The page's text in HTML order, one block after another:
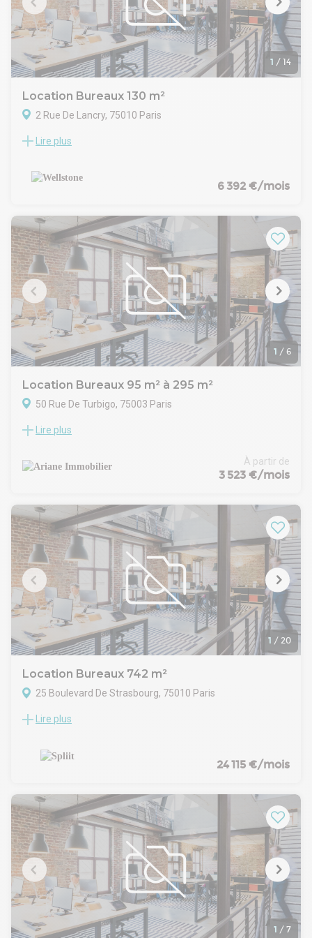
(hors frais de rédaction d'acte)
Contactez-nous pour visiter rapidement.
1 / 14
Location Bureaux 130 m²
2 Rue De Lancry, 75010 Paris
Lot Plug & Play, meublé avec services ! Emplacement idéal à
espace ouvert entièrement climatisé et refait à neuf dans un
immeuble de bon standing. Cette surface lumineuse est
dynamique !
Lire plus
6 392 €/mois
1 / 6
Location Bureaux 95 m² à 295 m²
50 Rue De Turbigo, 75003 Paris
Dans le coeur du 3ème arrondissement, nous vous
très bien agencées.
- Belle hauteur sous plafond
Les parties communes sont de standing, les surfaces sont
réparties entre bureaux cloisonnées et de belles salles de
réunions.
- Type de bail : Commercial
- Durée : 3/6/9 ans
- Fiscalité : TVA
- Indice : ILAT
- Dépôt de garantie : 3 mois
Lire plus
À partir de
3 523 €/mois
1 / 20
Location Bureaux 742 m²
25 Boulevard De Strasbourg, 75010 Paris
Location Bureaux Paris 75010
10ème arrondissement à proximité de la Porte St Denis en
bail précaire meublé prêt à l'emploi. Idéal pour toute start up
et bureaux en mezzanine.
Lire plus
24 115 €/mois
1 / 7